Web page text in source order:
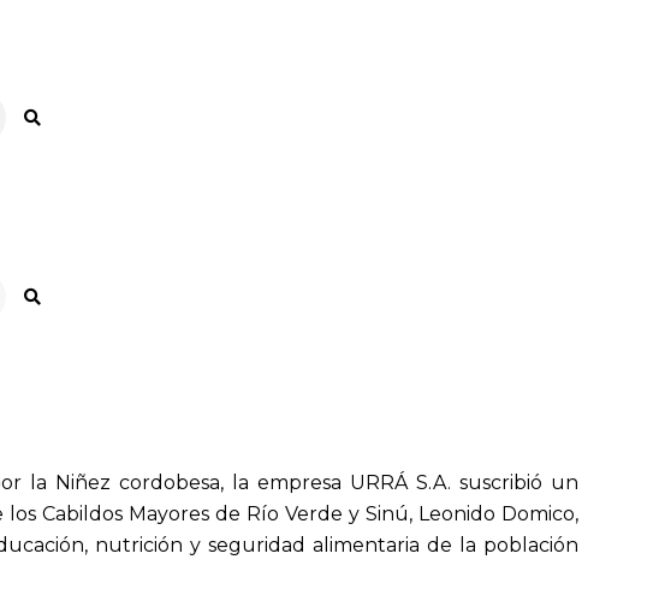
Niñez cordobesa, la empresa URRÁ S.A. suscribió un
Cabildos Mayores de Río Verde y Sinú, Leonido Domico,
nutrición y seguridad alimentaria de la población